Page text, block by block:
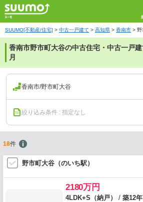
SUUMO[不動産/住宅] > 中古一戸建て > 高知県 > 香南市 > 野
香南市野市町大谷の中古住宅・中古一戸
月
香南市/野市町大谷
絞り込み条件 : 指定なし
18件
野市町大谷（のいち駅）
2180万円
4LDK+S（納戸） / 築12